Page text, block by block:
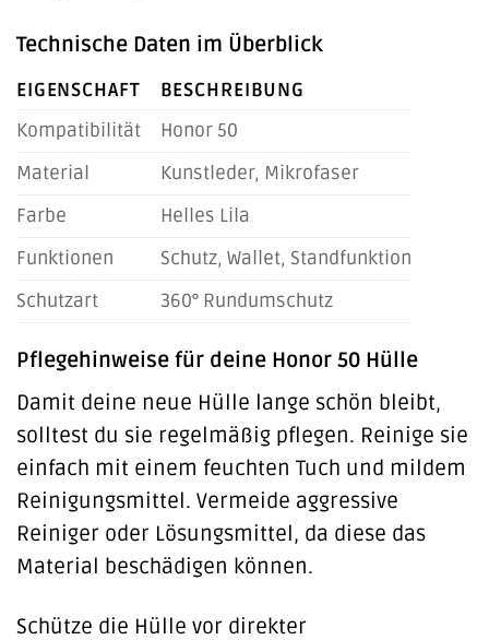
Technische Daten im Überblick
EIGENSCHAFT
BESCHREIBUNG
Kompatibilität
Honor 50
Material
Kunstleder, Mikrofaser
Farbe
Helles Lila
Funktionen
Schutz, Wallet, Standfunktion
Schutzart
360° Rundumschutz
Pflegehinweise für deine Honor 50 Hülle
Damit deine neue Hülle lange schön bleibt,
solltest du sie regelmäßig pflegen. Reinige sie
einfach mit einem feuchten Tuch und mildem
Reinigungsmittel. Vermeide aggressive
Reiniger oder Lösungsmittel, da diese das
Material beschädigen können.
Schütze die Hülle vor direkter